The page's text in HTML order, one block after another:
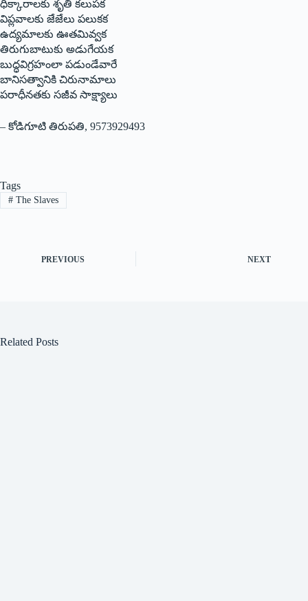
ధిక్కారాలకు శృతి కలుపక
విప్లవాలకు జేజేలు పలుకక
ఉద్యమాలకు ఊతమివ్వక
తిరుగుబాటుకు అడుగేయక
బుద్ధవిగ్రహంలా పడుండేవారే
బానిసత్వానికి చిరునామాలు
పరాధీనతకు సజీవ సాక్ష్యాలు
– కోడిగూటి తిరుపతి, 9573929493
Tags
#The Slaves
PREVIOUS NEXT
Related Posts